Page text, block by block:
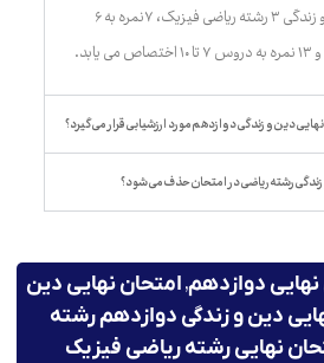
در امتحان نهایی درس دین و زندگی ۳ رشته ریاضی فیزیک، ۷نمره به ۶
دین و زندگی دوازدهم مورد ارزشیابی قرار می گیرد؟
رشته ریاضی در امتحان حذف می شود؟
نهایی دوازدهم,امتحان نهایی دین
دین و زندگی دوازدهم رشته
نهایی رشته ریاضی فیزیک